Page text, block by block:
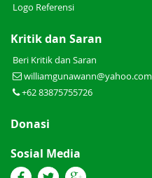
Logo Referensi
Kritik dan Saran
Beri Kritik dan Saran
williamgunawann@yahoo.com
+62 83875755726
Donasi
Sosial Media